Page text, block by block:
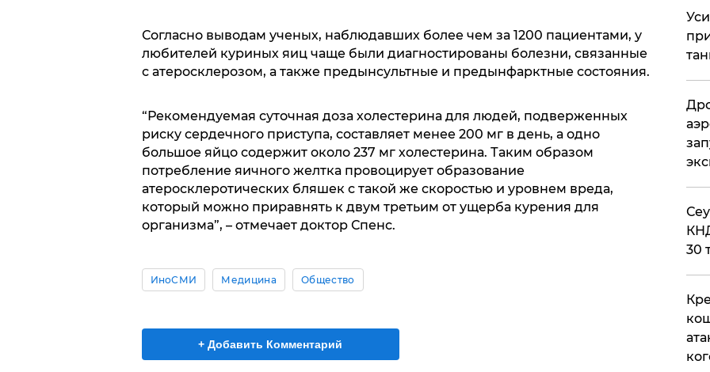
Согласно выводам ученых, наблюдавших более чем за 1200 пациентами, у
любителей куриных яиц чаще были диагностированы болезни, связанные
с атеросклерозом, а также предынсультные и предынфарктные состояния.
“Рекомендуемая суточная доза холестерина для людей, подверженных
риску сердечного приступа, составляет менее 200 мг в день, а одно
большое яйцо содержит около 237 мг холестерина. Таким образом
потребление яичного желтка провоцирует образование
атеросклеротических бляшек с такой же скоростью и уровнем вреда,
который можно приравнять к двум третьим от ущерба курения для
организма”, – отмечает доктор Спенс.
ИноСМИ Медицина Общество
+ Добавить Комментарий
30